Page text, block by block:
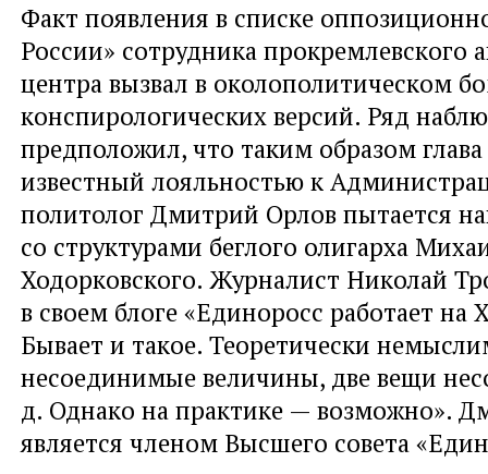
Факт появления в списке
России» сотрудника прокремлевского
центра вызвал в околополитическом
конспирологических версий. Ряд
предположил, что таким образом
известный лояльностью к
политолог Дмитрий Орлов пытается
со структурами беглого олигарха
Ходорковского. Журналист Николай
в своем блоге «Единоросс работает на
Бывает и такое. Теоретически
несоединимые величины, две вещи
д. Однако на практике — возможно».
является членом Высшего совета